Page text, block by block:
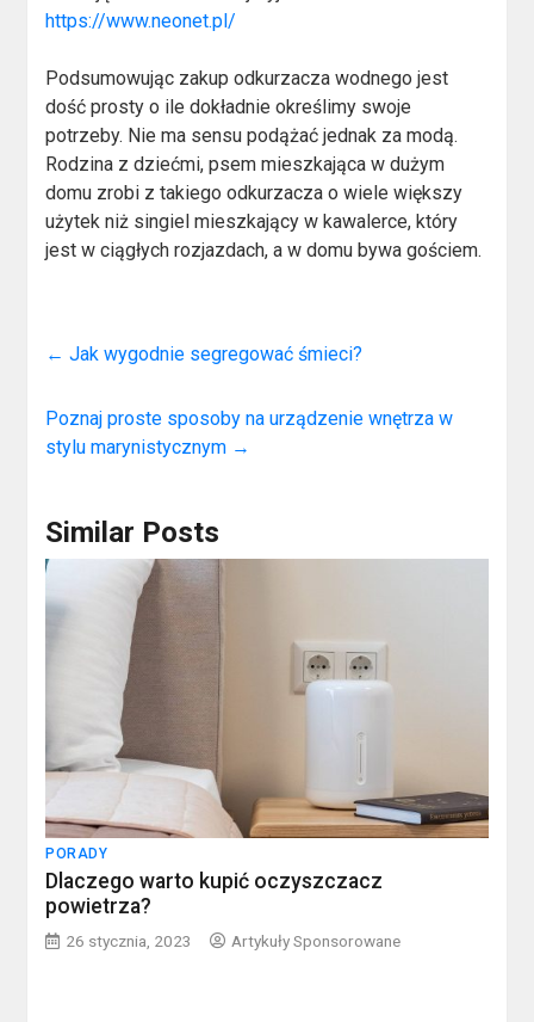
https://www.neonet.pl/
Podsumowując zakup odkurzacza wodnego jest
dość prosty o ile dokładnie określimy swoje
potrzeby. Nie ma sensu podążać jednak za modą.
Rodzina z dziećmi, psem mieszkająca w dużym
domu zrobi z takiego odkurzacza o wiele większy
użytek niż singiel mieszkający w kawalerce, który
jest w ciągłych rozjazdach, a w domu bywa gościem.
← Jak wygodnie segregować śmieci?
Poznaj proste sposoby na urządzenie wnętrza w
stylu marynistycznym →
Similar Posts
PORADY
Dlaczego warto kupić oczyszczacz
powietrza?
26 stycznia, 2023 Artykuły Sponsorowane